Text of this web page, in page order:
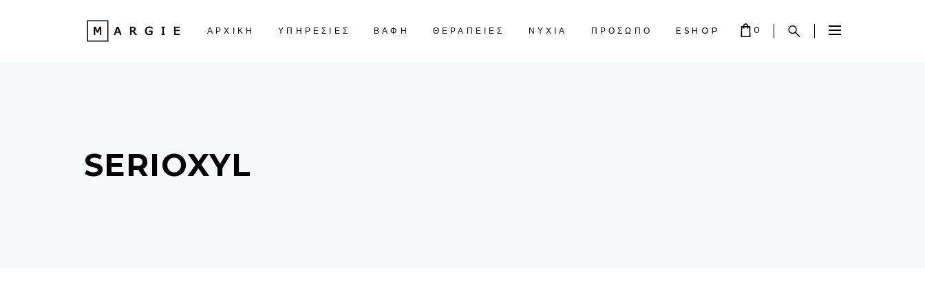
ΑΡΧΙΚΗ ΥΠΗΡΕΣΙΕΣ ΒΑΦΗ ΘΕΡΑΠΕΙΕΣ ΝΥΧΙΑ ΠΡΟΣΩΠΟ ESHOP 0
SERIOXYL